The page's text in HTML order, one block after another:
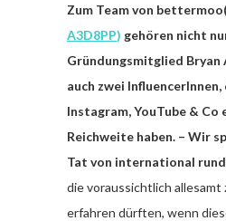
Zum Team von
A3D8PP) gehören nicht
Gründungsmitglied Bryan
auch zwei
Instagram, YouTube & Co
Reichweite haben. – Wir
Tat von international rund
die voraussichtlich allesamt
erfahren dürften, wenn